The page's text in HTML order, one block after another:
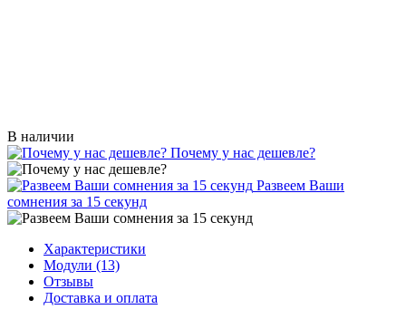
В наличии
Почему у нас дешевле?
Развеем Ваши
сомнения за 15 секунд
Характеристики
Модули (13)
Отзывы
Доставка и оплата